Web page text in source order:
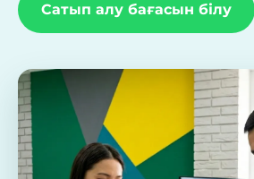
Сатып алу бағасын білу